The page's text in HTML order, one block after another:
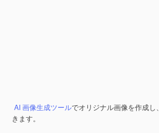
AI 画像生成ツールでオリジナル画像を作成し、
きます。